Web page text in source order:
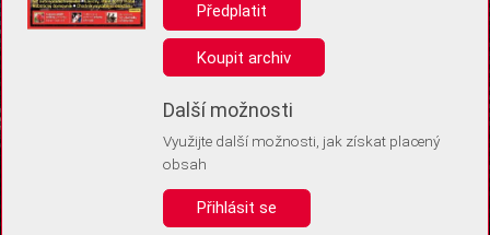
Anonymní unikátní ID
Díky němu příště poznáme, že se jedná o stejné zařízení, a
Identifikátor je zcela anonymní.
Vaše souhlasy a odmítnutí si ukládáme do vašeho zařízení, abychom se
vás už příště znovu neptali. Můžete je kdykoli později upravit ve Správě
Předplatit
Koupit archiv
Další možnosti
Využijte další možnosti, jak získat placený
obsah
Přihlásit se